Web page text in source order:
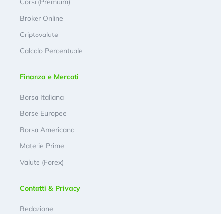
Corsi (Premium)
Broker Online
Criptovalute
Calcolo Percentuale
Finanza e Mercati
Borsa Italiana
Borse Europee
Borsa Americana
Materie Prime
Valute (Forex)
Contatti & Privacy
Redazione